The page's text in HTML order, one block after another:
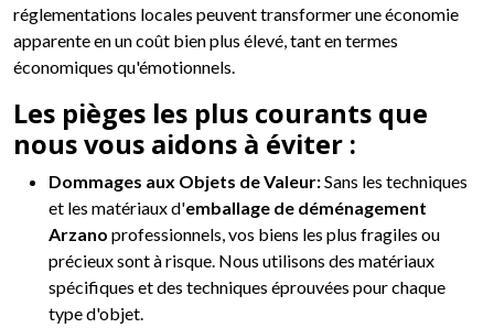
réglementations locales peuvent transformer une économie
apparente en un coût bien plus élevé, tant en termes
économiques qu'émotionnels.
Les pièges les plus courants que
nous vous aidons à éviter :
Dommages aux Objets de Valeur:Sans les techniques
et les matériaux d'emballage de déménagement
Arzano professionnels, vos biens les plus fragiles ou
précieux sont à risque. Nous utilisons des matériaux
spécifiques et des techniques éprouvées pour chaque
type d'objet.